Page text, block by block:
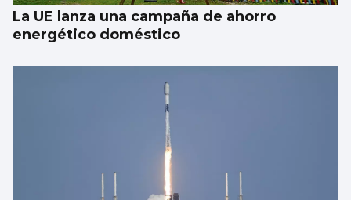
La UE lanza una campaña de ahorro
energético doméstico